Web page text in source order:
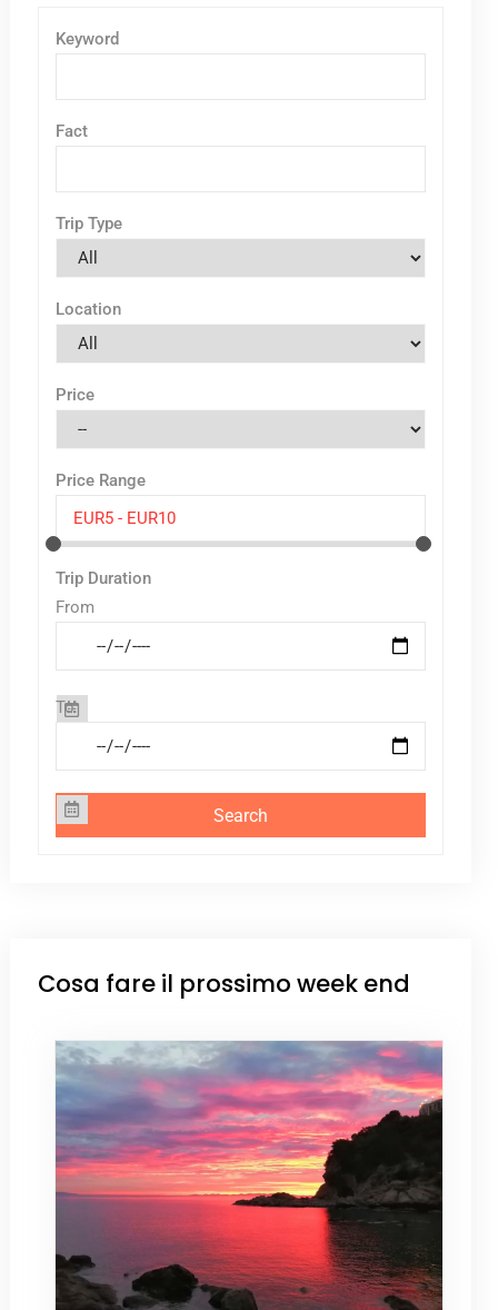
Keyword
Fact
Trip Type
Location
Price
Price Range
Trip Duration
From
To
Cosa fare il prossimo week end